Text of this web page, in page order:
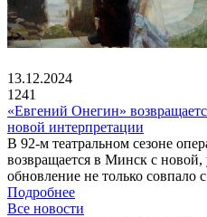
13.12.2024
1241
«Евгений Онегин»
новой интерпретации
В 92-м театральном сезоне
возвращается в Минск с
обновление не только совпало
Подробнее
Все новости